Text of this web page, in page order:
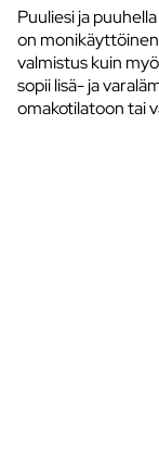
Puuliesi ja
on
valmistus kuin
sopii lisä- ja
omakotilatoon tai